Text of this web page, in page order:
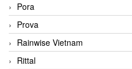
Pora
Prova
Rainwise Vietnam
Rittal